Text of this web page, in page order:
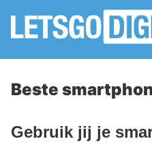
Beste
Gebruik jij je